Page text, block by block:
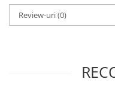
Review-uri(0)